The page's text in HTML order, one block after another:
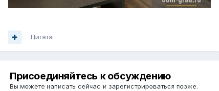
Цитата
Присоединяйтесь к обсуждению
Вы можете написать сейчас и зарегистрироваться позже.